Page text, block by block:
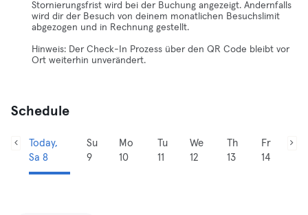
Stornierungsfrist wird bei der Buchung angezeigt. Andernfalls
wird dir der Besuch von deinem monatlichen Besuchslimit
abgezogen und in Rechnung gestellt.
Hinweis: Der Check-In Prozess über den QR Code bleibt vor
Ort weiterhin unverändert.
Schedule
Today,
Sa 8
Su
9
Mo
10
Tu
11
We
12
Th
13
Fr
14